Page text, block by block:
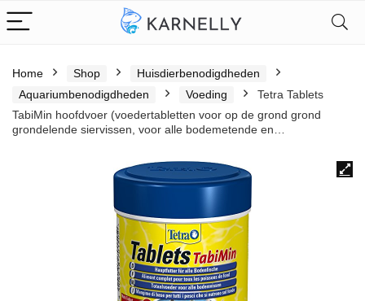
Home Shop
Huisdierbenodigdheden
Aquariumbenodigdheden
Voeding
Tetra Tablets
TabiMin hoofdvoer (voedertabletten voor op de grond grond
grondelende siervissen, voor alle bodemetende en…